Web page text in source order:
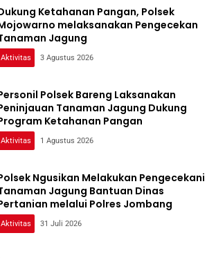
Ketahanan Pangan, Polsek
melaksanakan Pengecekan
Jagung
Aktivitas 3 Agustus 2026
Polsek Bareng Laksanakan
Tanaman Jagung Dukung
Ketahanan Pangan
Aktivitas 1 Agustus 2026
Ngusikan Melakukan Pengecekani
Jagung Bantuan Dinas
melalui Polres Jombang
Aktivitas 31 Juli 2026